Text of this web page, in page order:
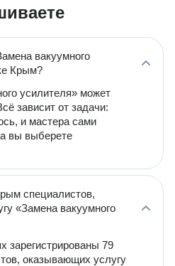
вакуумного
Крым?
усилителя» может
зависит от задачи:
и мастера сами
вы выберете
специалистов,
«Замена вакуумного
зарегистрированы 79
оказывающих услугу